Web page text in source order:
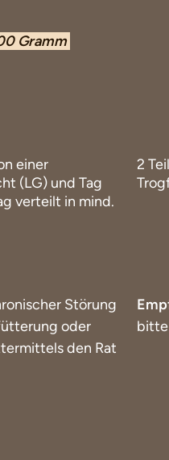
Gramm
einer
(LG) und Tag
verteilt in mind.
Störung
oder
den Rat